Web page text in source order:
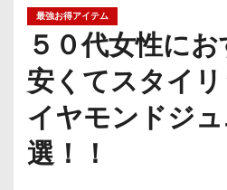
最強お得アイテム
５０代女性にお
安くてスタイ
イヤモンドジ
選！！